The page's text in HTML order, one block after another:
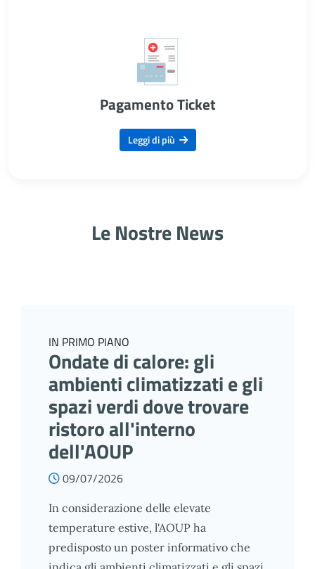
Pagamento Ticket
Leggi di più
Articoli in Primo Piano
Le Nostre News
IN PRIMO PIANO
Ondate di calore: gli
ambienti climatizzati e gli
spazi verdi dove trovare
ristoro all'interno
dell'AOUP
09/07/2026
In considerazione delle elevate
temperature estive, l'AOUP ha
predisposto un poster informativo che